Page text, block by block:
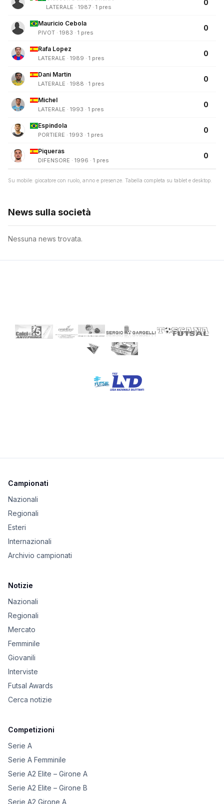
LATERALE · 1987 · 1 pres
0
Mauricio Cebola
PIVOT · 1983 · 1 pres
0
Rafa Lopez
LATERALE · 1989 · 1 pres
0
Dani Martin
LATERALE · 1988 · 1 pres
0
Michel
LATERALE · 1993 · 1 pres
0
Espindola
PORTIERE · 1993 · 1 pres
0
Piqueras
DIFENSORE · 1996 · 1 pres
0
Su mobile: giocatore con ruolo, anno e presenze. Tabella completa su tablet e desktop.
News sulla società
Nessuna news trovata.
Campionati
Nazionali
Regionali
Esteri
Internazionali
Archivio campionati
Notizie
Nazionali
Regionali
Mercato
Femminile
Giovanili
Interviste
Futsal Awards
Cerca notizie
Competizioni
Serie A
Serie A Femminile
Serie A2 Elite – Girone A
Serie A2 Elite – Girone B
Serie A2 Girone A